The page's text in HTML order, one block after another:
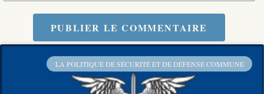
LA POLITIQUE DE SÉCURITÉ ET DE DÉFENSE COMMUNE
PUBLIER LE COMMENTAIRE